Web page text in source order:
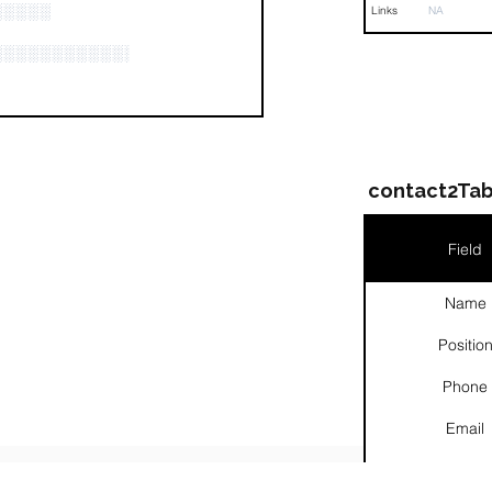
Links NA
Field
Name
Position
Phone
Email